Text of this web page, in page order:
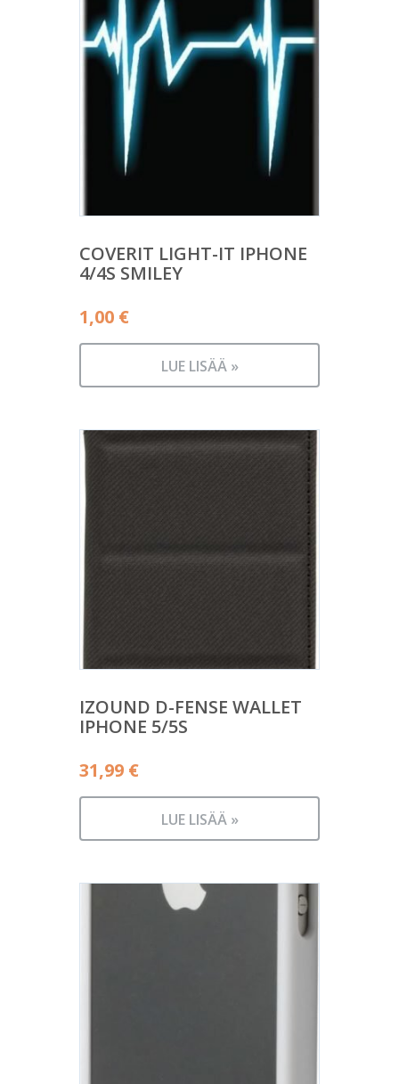
COVERIT LIGHT-IT IPHONE
4/4S SMILEY
1,00 €
LUE LISÄÄ »
IZOUND D-FENSE WALLET
IPHONE 5/5S
31,99 €
LUE LISÄÄ »